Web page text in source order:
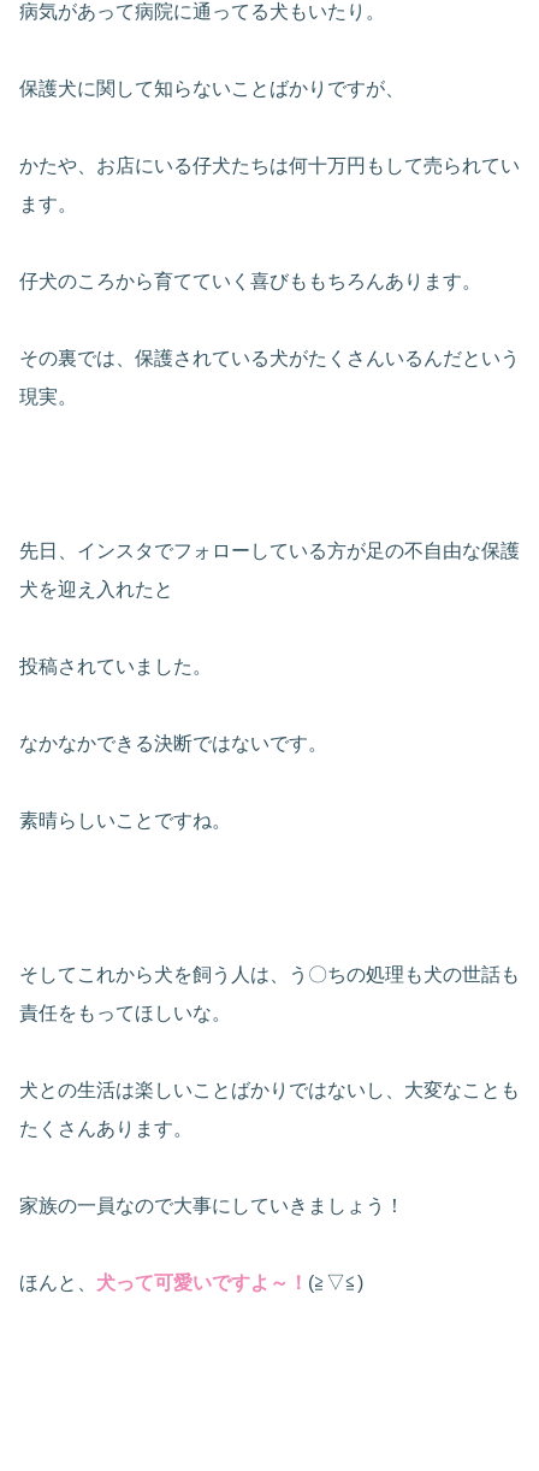
病気があって病院に通ってる犬もいたり。
保護犬に関して知らないことばかりですが、
かたや、お店にいる仔犬たちは何十万円もして売られてい
ます。
仔犬のころから育てていく喜びももちろんあります。
その裏では、保護されている犬がたくさんいるんだという
現実。
先日、インスタでフォローしている方が足の不自由な保護
犬を迎え入れたと
投稿されていました。
なかなかできる決断ではないです。
素晴らしいことですね。
そしてこれから犬を飼う人は、う〇ちの処理も犬の世話も
責任をもってほしいな。
犬との生活は楽しいことばかりではないし、大変なことも
たくさんあります。
家族の一員なので大事にしていきましょう！
ほんと、 犬って可愛いですよ～！ (≧▽≦)